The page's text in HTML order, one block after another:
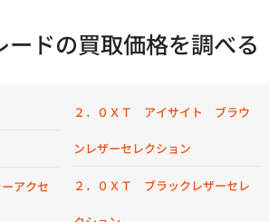
ードの買取価格を調べる
アクセ
２．０ＸＴ アイサイト ブラウ
ンレザーセレクション
２．０ＸＴ ブラックレザーセレ